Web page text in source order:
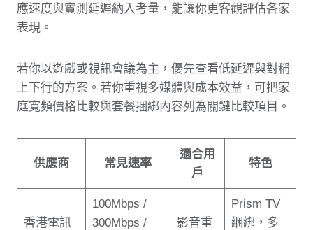
應速度與實測延遲納入考量，能讓你更客觀評估各家
表現。
若你以遊戲或視訊會議為主，優先查看低延遲與對稱
上下行的方案。若你重視多媒體與成本效益，可把家
庭寬頻價格比較與套餐捆綁內容列為關鍵比較項目。
供應商 常見速率
適合用
戶
特色
香港電訊
100Mbps /
300Mbps /
影音重
Prism TV
綑綁，多